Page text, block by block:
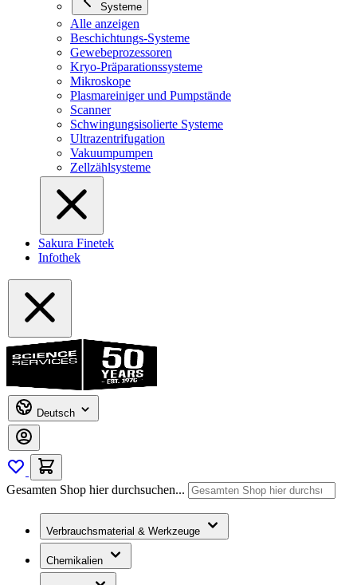
Systeme
Alle anzeigen
Beschichtungs-Systeme
Gewebeprozessoren
Kryo-Präparationssysteme
Mikroskope
Plasmareiniger und Pumpstände
Scanner
Schwingungsisolierte Systeme
Ultrazentrifugation
Vakuumpumpen
Zellzählsysteme
Sakura Finetek
Infothek
Deutsch
Gesamten Shop hier durchsuchen...
Verbrauchsmaterial & Werkzeuge
Chemikalien